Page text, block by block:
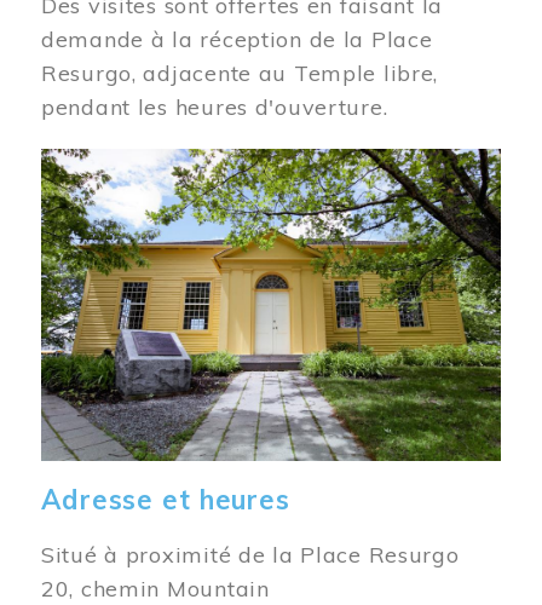
demande à la réception de la Place
Resurgo, adjacente au Temple libre,
pendant les heures d'ouverture.
Image
Adresse et heures
Situé à proximité de la Place Resurgo
20, chemin Mountain